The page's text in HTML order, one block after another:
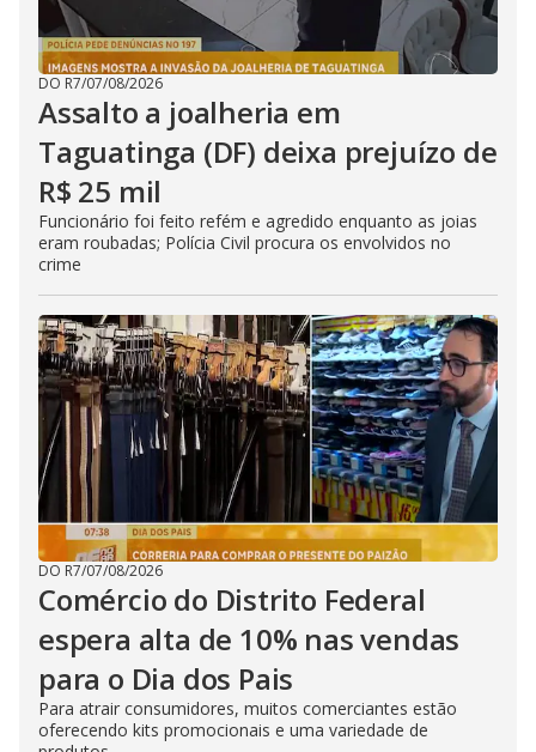
DO R7/07/08/2026
Assalto a joalheria em
Taguatinga (DF) deixa prejuízo de
R$ 25 mil
Funcionário foi feito refém e agredido enquanto as joias
eram roubadas; Polícia Civil procura os envolvidos no
crime
DO R7/07/08/2026
Comércio do Distrito Federal
espera alta de 10% nas vendas
para o Dia dos Pais
Para atrair consumidores, muitos comerciantes estão
oferecendo kits promocionais e uma variedade de